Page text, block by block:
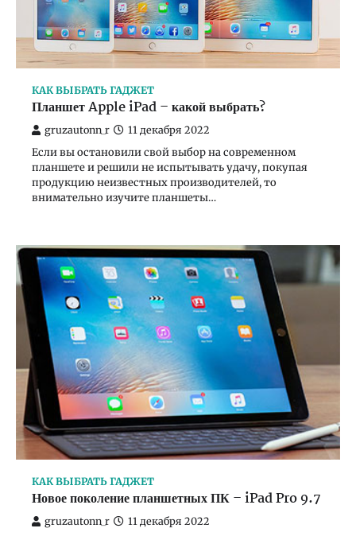
КАК ВЫБРАТЬ ГАДЖЕТ
Планшет Apple iPad – какой выбрать?
gruzautonn_r 11 декабря 2022
Если вы остановили свой выбор на современном
планшете и решили не испытывать удачу, покупая
продукцию неизвестных производителей, то
внимательно изучите планшеты…
КАК ВЫБРАТЬ ГАДЖЕТ
Новое поколение планшетных ПК – iPad Pro 9.7
gruzautonn_r 11 декабря 2022